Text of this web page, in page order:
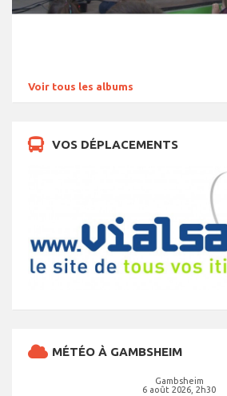
Voir tous les albums
VOS DÉPLACEMENTS
MÉTÉO À GAMBSHEIM
Gambsheim
6 août 2026, 2h30